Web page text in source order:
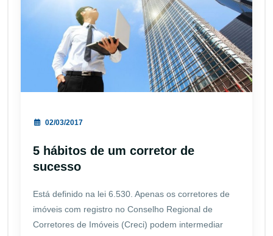
02/03/2017
5 hábitos de um corretor de
sucesso
Está definido na lei 6.530. Apenas os corretores de
imóveis com registro no Conselho Regional de
Corretores de Imóveis (Creci) podem intermediar